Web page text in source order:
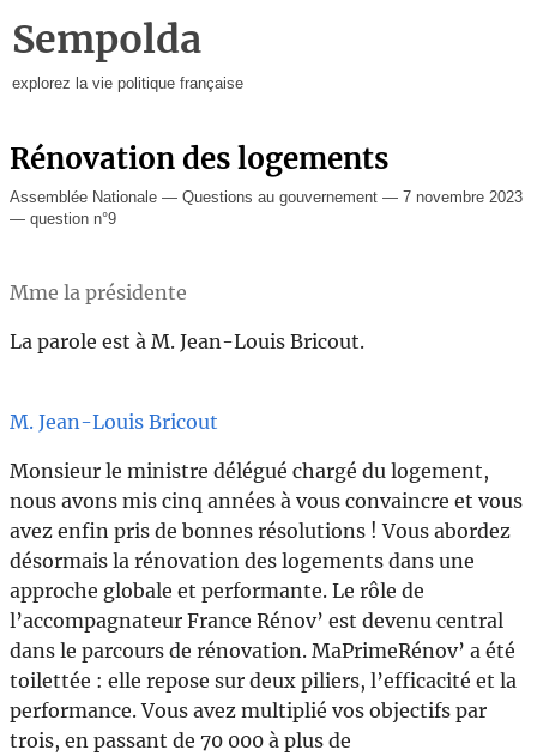
Sempolda
explorez la vie politique française
Rénovation des logements
Assemblée Nationale — Questions au gouvernement — 7 novembre 2023
— question n°9
Mme la présidente
La parole est à M. Jean-Louis Bricout.
M. Jean-Louis Bricout
Monsieur le ministre délégué chargé du logement,
nous avons mis cinq années à vous convaincre et vous
avez enfin pris de bonnes résolutions ! Vous abordez
désormais la rénovation des logements dans une
approche globale et performante. Le rôle de
l’accompagnateur France Rénov’ est devenu central
dans le parcours de rénovation. MaPrimeRénov’ a été
toilettée : elle repose sur deux piliers, l’efficacité et la
performance. Vous avez multiplié vos objectifs par
trois, en passant de 70 000 à plus de